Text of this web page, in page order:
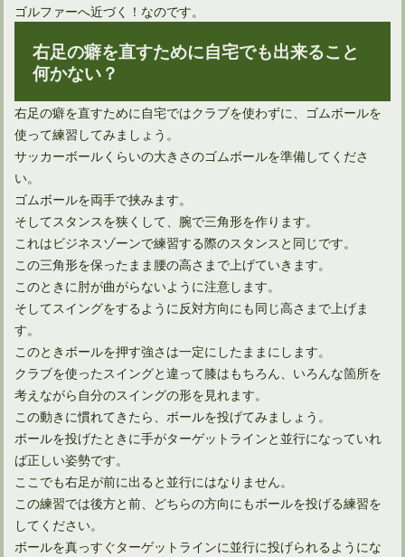
ゴルファーへ近づく！なのです。
右足の癖を直すために自宅でも出来ること
何かない？
右足の癖を直すために自宅ではクラブを使わずに、ゴムボールを
使って練習してみましょう。
サッカーボールくらいの大きさのゴムボールを準備してくださ
い。
ゴムボールを両手で挟みます。
そしてスタンスを狭くして、腕で三角形を作ります。
これはビジネスゾーンで練習する際のスタンスと同じです。
この三角形を保ったまま腰の高さまで上げていきます。
このときに肘が曲がらないように注意します。
そしてスイングをするように反対方向にも同じ高さまで上げま
す。
このときボールを押す強さは一定にしたままにします。
クラブを使ったスイングと違って膝はもちろん、いろんな箇所を
考えながら自分のスイングの形を見れます。
この動きに慣れてきたら、ボールを投げてみましょう。
ボールを投げたときに手がターゲットラインと並行になっていれ
ば正しい姿勢です。
ここでも右足が前に出ると並行にはなりません。
この練習では後方と前、どちらの方向にもボールを投げる練習を
してください。
ボールを真っすぐターゲットラインに並行に投げられるようにな